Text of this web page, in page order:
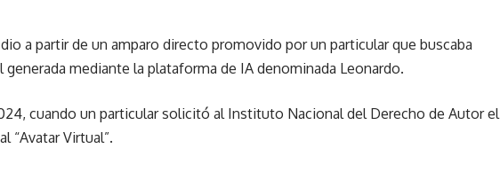
a partir de un amparo directo promovido por un particular que buscaba
generada mediante la plataforma de IA denominada Leonardo.
cuando un particular solicitó al Instituto Nacional del Derecho de Autor el
“Avatar Virtual”.